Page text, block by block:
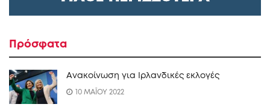
Πρόσφατα
Ανακοίνωση για Ιρλανδικές εκλογές
10 ΜΑΪΟΥ 2022